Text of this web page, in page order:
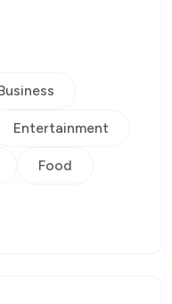
Entertainment
Food